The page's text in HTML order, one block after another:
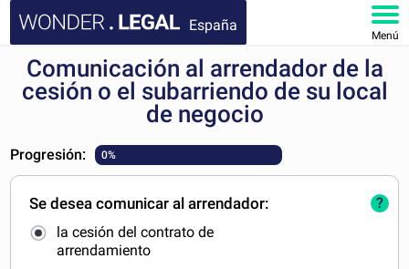
España
Menú
INICIO
FAQ
MI CUENTA
Comunicación al arrendador de la
cesión o el subarriendo de su local
de negocio
Progresión: 0%
Se desea comunicar al arrendador:
la cesión del contrato de
arrendamiento
?